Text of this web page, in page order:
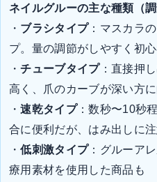
ネイルグルーの主な種類（調
・ ブラシタイプ：マスカラ
プ。量の調節がしやすく初
・チューブタイプ：直接押
高く、爪のカーブが深い方
・速乾タイプ：数秒〜10秒
合に便利だが、はみ出しに
・低刺激タイプ：グルーア
療用素材を使用した商品も